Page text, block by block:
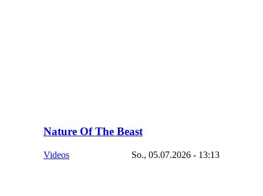
Nature Of The Beast
Videos So., 05.07.2026 - 13:13